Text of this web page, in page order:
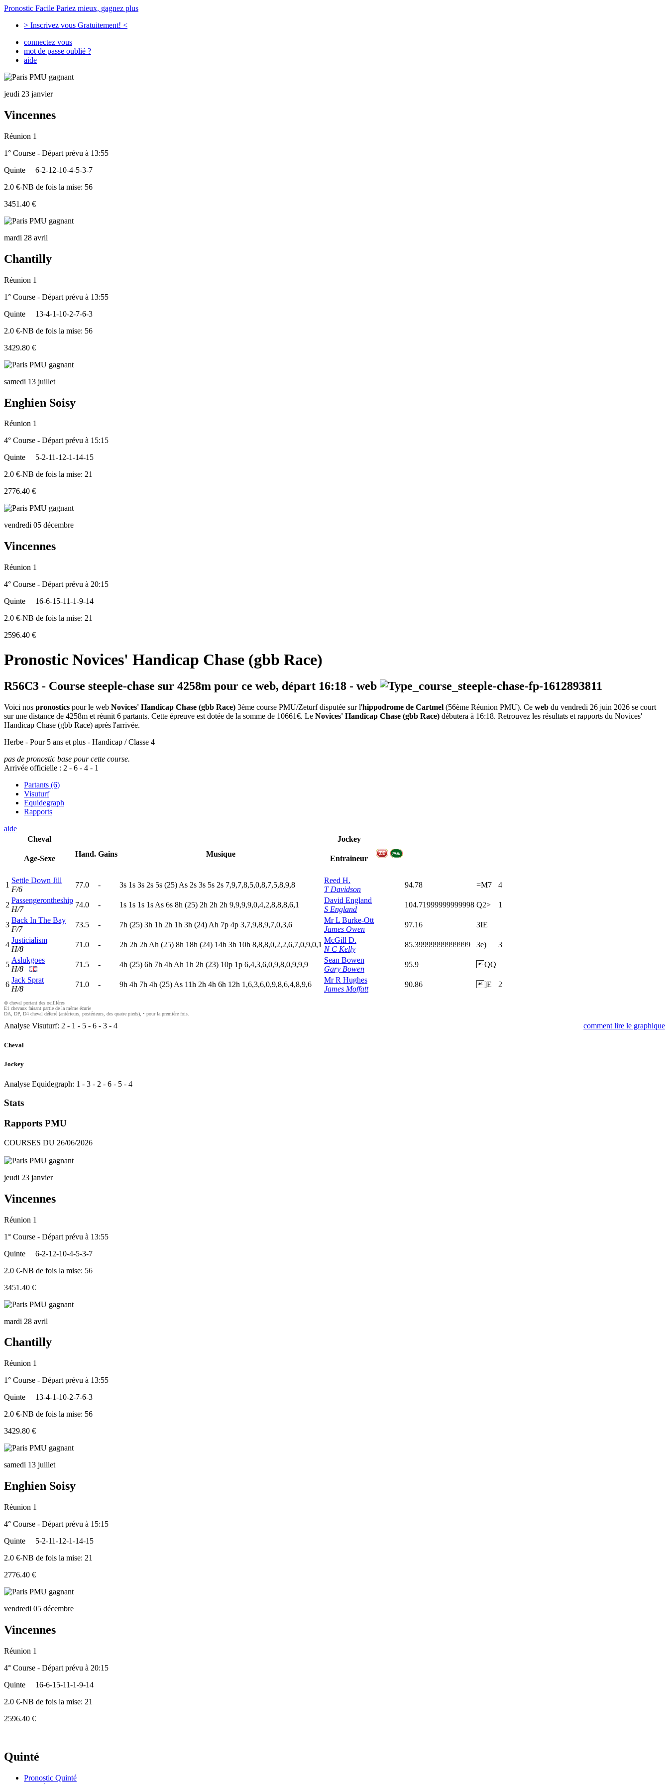
Pronostic Facile Pariez mieux, gagnez plus
> Inscrivez vous Gratuitement! <
connectez vous
mot de passe oublié ?
aide
jeudi 23 janvier
Vincennes
Réunion 1
1° Course - Départ prévu à 13:55
Quinte
6-2-12-10-4-5-3-7
2.0 €-NB de fois la mise: 56
3451.40 €
mardi 28 avril
Chantilly
Réunion 1
1° Course - Départ prévu à 13:55
Quinte
13-4-1-10-2-7-6-3
2.0 €-NB de fois la mise: 56
3429.80 €
samedi 13 juillet
Enghien Soisy
Réunion 1
4° Course - Départ prévu à 15:15
Quinte
5-2-11-12-1-14-15
2.0 €-NB de fois la mise: 21
2776.40 €
vendredi 05 décembre
Vincennes
Réunion 1
4° Course - Départ prévu à 20:15
Quinte
16-6-15-11-1-9-14
2.0 €-NB de fois la mise: 21
2596.40 €
Pronostic Novices' Handicap Chase (gbb Race)
R56C3 - Course steeple-chase sur 4258m pour ce web, départ 16:18 - web
Voici nos pronostics pour le web Novices' Handicap Chase (gbb Race) 3ème course PMU/Zeturf disputée sur l'hippodrome de Cartmel (56ème Réunion PMU). Ce web du vendredi 26 juin 2026 se court
sur une distance de 4258m et réunit 6 partants. Cette épreuve est dotée de la somme de 10661€. Le Novices' Handicap Chase (gbb Race) débutera à 16:18. Retrouvez les résultats et rapports du Novices'
Handicap Chase (gbb Race) après l'arrivée.
Herbe - Pour 5 ans et plus - Handicap / Classe 4
pas de pronostic base pour cette course.
Arrivée officielle : 2 - 6 - 4 - 1
Partants (6)
Visuturf
Equidegraph
Rapports
aide
Cheval
Age-Sexe
Hand. Gains Musique
Jockey
Entraineur
1
Settle Down Jill
F/6
77.0 - 3s 1s 3s 2s 5s (25) As 2s 3s 5s 2s 7,9,7,8,5,0,8,7,5,8,9,8
Reed H.
T Davidson
94.78 =M7 4
2
Passengerontheship
H/7
74.0 - 1s 1s 1s 1s As 6s 8h (25) 2h 2h 2h 9,9,9,9,0,4,2,8,8,8,6,1
David England
S England
104.71999999999998 Q2> 1
3
Back In The Bay
F/7
73.5 - 7h (25) 3h 1h 2h 1h 3h (24) Ah 7p 4p 3,7,9,8,9,7,0,3,6
Mr L Burke-Ott
James Owen
97.16 3IE
4
Justicialism
H/8
71.0 - 2h 2h 2h Ah (25) 8h 18h (24) 14h 3h 10h 8,8,8,0,2,2,6,7,0,9,0,1
McGill D.
N C Kelly
85.39999999999999 3e) 3
5
Aslukgoes
H/8
71.5 - 4h (25) 6h 7h 4h Ah 1h 2h (23) 10p 1p 6,4,3,6,0,9,8,0,9,9,9
Sean Bowen
Gary Bowen
95.9 QQ
6
Jack Sprat
H/8
71.0 - 9h 4h 7h 4h (25) As 11h 2h 4h 6h 12h 1,6,3,6,0,9,8,6,4,8,9,6
Mr R Hughes
James Moffatt
90.86 ]E 2
⊗ cheval portant des oeilllères
E1 chevaux faisant partie de la même écurie
DA, DP, D4 cheval déferré (antérieurs, postérieurs, des quatre pieds), • pour la première fois.
Analyse Visuturf: 2 - 1 - 5 - 6 - 3 - 4 comment lire le graphique
Cheval
Jockey
Analyse Equidegraph: 1 - 3 - 2 - 6 - 5 - 4
Stats
Rapports PMU
COURSES DU 26/06/2026
jeudi 23 janvier
Vincennes
Réunion 1
1° Course - Départ prévu à 13:55
Quinte
6-2-12-10-4-5-3-7
2.0 €-NB de fois la mise: 56
3451.40 €
mardi 28 avril
Chantilly
Réunion 1
1° Course - Départ prévu à 13:55
Quinte
13-4-1-10-2-7-6-3
2.0 €-NB de fois la mise: 56
3429.80 €
samedi 13 juillet
Enghien Soisy
Réunion 1
4° Course - Départ prévu à 15:15
Quinte
5-2-11-12-1-14-15
2.0 €-NB de fois la mise: 21
2776.40 €
vendredi 05 décembre
Vincennes
Réunion 1
4° Course - Départ prévu à 20:15
Quinte
16-6-15-11-1-9-14
2.0 €-NB de fois la mise: 21
2596.40 €
Quinté
Pronostic Quinté